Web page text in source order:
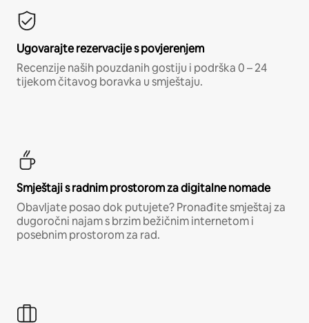
Ugovarajte rezervacije s povjerenjem
Recenzije naših pouzdanih gostiju i podrška 0 – 24
tijekom čitavog boravka u smještaju.
Smještaji s radnim prostorom za digitalne nomade
Obavljate posao dok putujete? Pronađite smještaj za
dugoročni najam s brzim bežičnim internetom i
posebnim prostorom za rad.